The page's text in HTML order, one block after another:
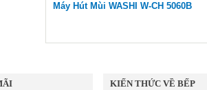
Máy Hút Mùi WASHI W-CH 5060B
KIẾN THỨC VỀ BẾP